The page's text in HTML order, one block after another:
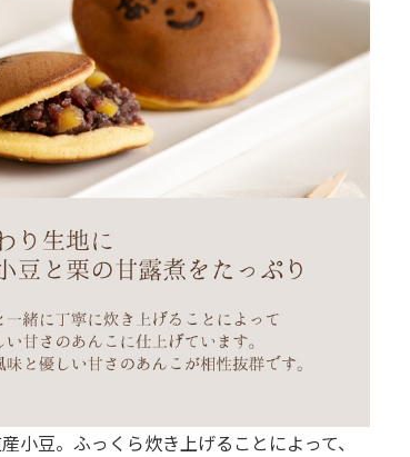
小豆。ふっくら炊き上げることによって、